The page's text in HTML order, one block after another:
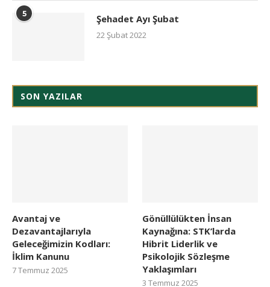
5 Şehadet Ayı Şubat
22 Şubat 2022
SON YAZILAR
Avantaj ve
Dezavantajlarıyla
Geleceğimizin Kodları:
İklim Kanunu
7 Temmuz 2025
Gönüllülükten İnsan
Kaynağına: STK’larda
Hibrit Liderlik ve
Psikolojik Sözleşme
Yaklaşımları
3 Temmuz 2025